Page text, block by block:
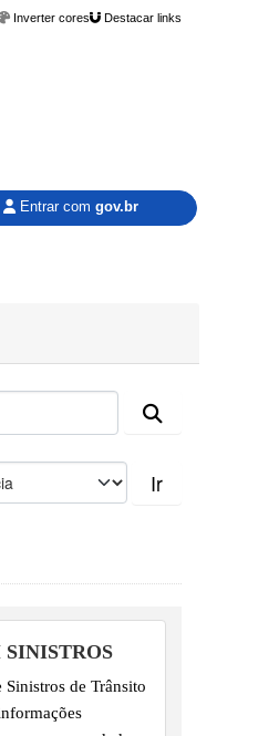
Inverter cores Destacar links
Entrar com gov.br
Ir
de Trânsito